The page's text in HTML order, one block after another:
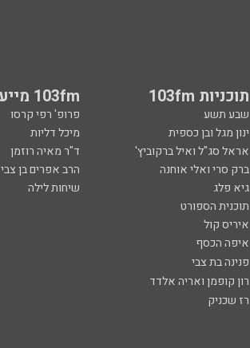
תוכניות 103fm 103fm מייעצים
שבע תשע פרופ' רפי קרסו
ינון מגל ובן כספית
מיכל דליות
אראל סג"ל ואיל ברקוביץ'
ד"ר מאיה רוזמן
ברק סרי ואלי אוחנה
הרב אפרים בן צבי
גיא פלג
שיחות לילה
תוכנית הספורט
איריס קול
איפה הכסף
פנינה בת צבי
רון קופמן ואריה אלדד
רז שכניק